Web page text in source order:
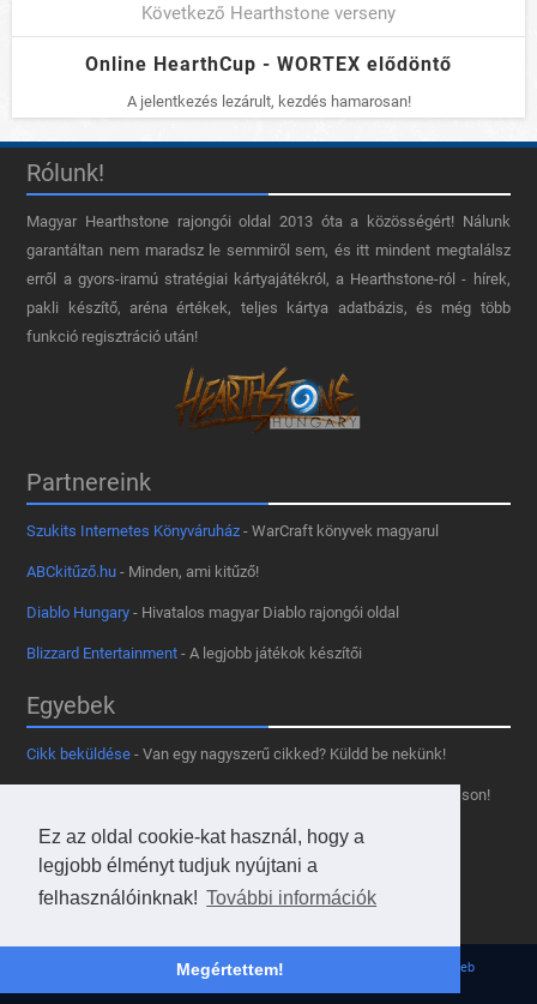
Ez az oldal cookie-kat használ, hogy a
legjobb élményt tudjuk nyújtani a
felhasználóinknak! További információk
Megértettem!
Következő Hearthstone verseny
Online HearthCup - WORTEX elődöntő
A jelentkezés lezárult, kezdés hamarosan!
Rólunk!
Magyar Hearthstone​ rajongói oldal 2013 óta a közösségért! Nálunk
garantáltan nem maradsz le semmiről sem, és itt mindent megtalálsz
erről a gyors-iramú stratégiai kártyajátékról, a Hearthstone-ról - hírek,
pakli készítő, aréna értékek, teljes kártya adatbázis, és még több
funkció regisztráció után!
Partnereink
Szukits Internetes Könyváruház - WarCraft könyvek magyarul
ABCkitűző.hu - Minden, ami kitűző!
Diablo Hungary - Hivatalos magyar Diablo rajongói oldal
Blizzard Entertainment - A legjobb játékok készítői
Egyebek
Cikk beküldése - Van egy nagyszerű cikked? Küldd be nekünk!
- Tetszik az oldal? Segíts, hogy fennmaradhasson!
Kapcsolat, médiaajánlat- Lépj velünk kapcsolatba!
Használd a tooltipünket- A saját oldaladon is!
© 2013 - 2026 Hearthstone Hungary v31.3.0. - Borovi Bence | Powered by JsWeb